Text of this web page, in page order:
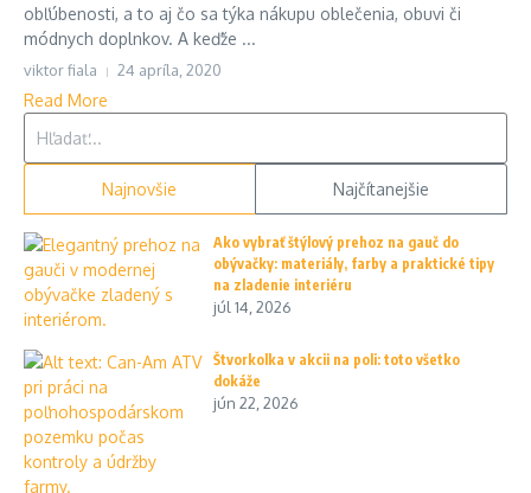
obľúbenosti, a to aj čo sa týka nákupu oblečenia, obuvi či
módnych doplnkov. A keďže ...
viktor fiala 24 apríla, 2020
Read More
Najnovšie Najčítanejšie
Ako vybrať štýlový prehoz na gauč do
obývačky: materiály, farby a praktické tipy
na zladenie interiéru
júl 14, 2026
Štvorkolka v akcii na poli: toto všetko
dokáže
jún 22, 2026